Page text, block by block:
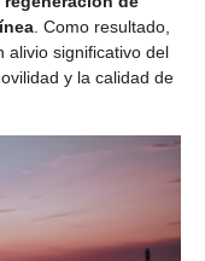
. Como resultado,
alivio significativo del
y la calidad de